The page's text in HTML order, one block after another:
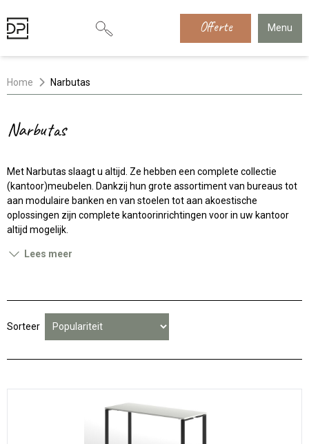
Offerte Menu
Home Narbutas
Narbutas
Met Narbutas slaagt u altijd. Ze hebben een complete collectie
(kantoor)meubelen. Dankzij hun grote assortiment van bureaus tot
aan modulaire banken en van stoelen tot aan akoestische
oplossingen zijn complete kantoorinrichtingen voor in uw kantoor
altijd mogelijk.
Lees meer
Sorteer